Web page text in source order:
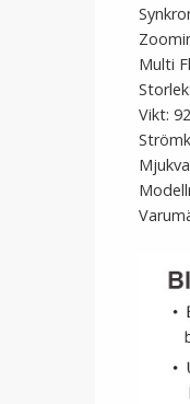
Multi
Vikt: